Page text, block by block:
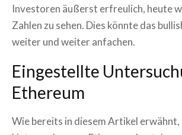
Investoren äußerst erfreulich, heute
Zahlen zu sehen. Dies könnte das
weiter und weiter anfachen.
Eingestellte
Ethereum
Wie bereits in diesem Artikel erwähnt,